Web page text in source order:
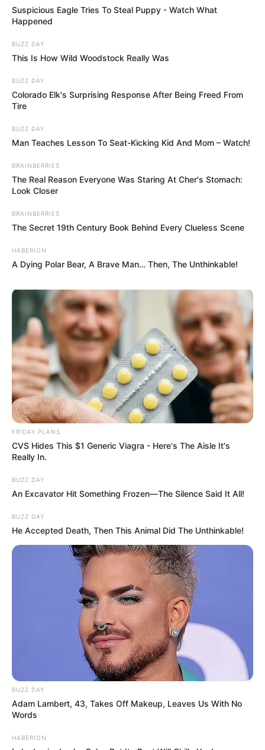
Suspicious Eagle Tries To Steal Puppy - Watch What
Happened
BUZZ DAY
This Is How Wild Woodstock Really Was
BUZZ DAY
Colorado Elk's Surprising Response After Being Freed From
Tire
BUZZ DAY
Man Teaches Lesson To Seat-Kicking Kid And Mom – Watch!
BRAINBERRIES
The Real Reason Everyone Was Staring At Cher's Stomach:
Look Closer
BRAINBERRIES
The Secret 19th Century Book Behind Every Clueless Scene
HABERION
A Dying Polar Bear, A Brave Man… Then, The Unthinkable!
FRIDAY PLANS
CVS Hides This $1 Generic Viagra - Here's The Aisle It's
Really In.
BUZZ DAY
An Excavator Hit Something Frozen—The Silence Said It All!
BUZZ DAY
He Accepted Death, Then This Animal Did The Unthinkable!
BUZZ DAY
Adam Lambert, 43, Takes Off Makeup, Leaves Us With No
Words
HABERION